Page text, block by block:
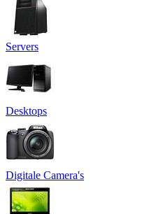
Servers
Desktops
Digitale Camera's